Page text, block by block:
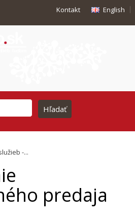
Kontakt English
-...
predaja